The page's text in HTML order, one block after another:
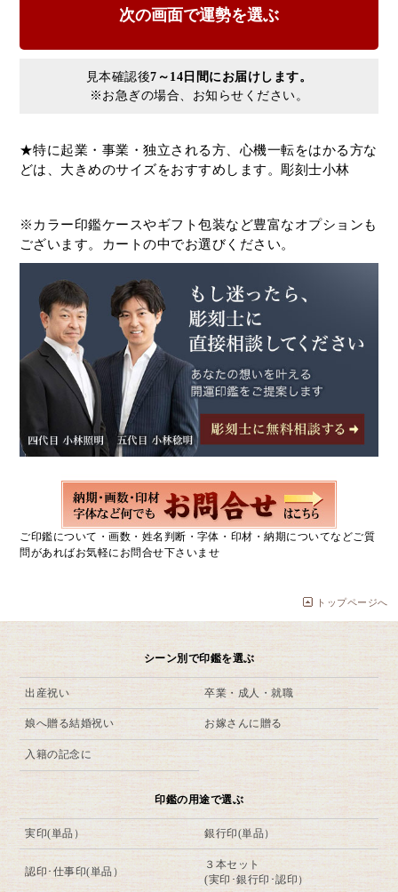
見本確認後7～14日間にお届けします。
※お急ぎの場合、お知らせください。
★特に起業・事業・独立される方、心機一転をはかる方な
どは、大きめのサイズをおすすめします。彫刻士小林
※カラー印鑑ケースやギフト包装など豊富なオプションも
ございます。カートの中でお選びください。
ご印鑑について・画数・姓名判断・字体・印材・納期についてなどご質
問があればお気軽にお問合せ下さいませ
トップページへ
シーン別で印鑑を選ぶ
出産祝い 卒業・成人・就職
娘へ贈る結婚祝い お嫁さんに贈る
入籍の記念に
印鑑の用途で選ぶ
実印(単品） 銀行印(単品）
認印･仕事印(単品）
３本セット
(実印･銀行印･認印）